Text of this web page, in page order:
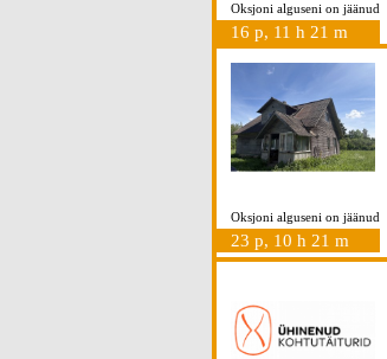
Oksjoni alguseni on jäänud
16 p, 11 h 21 m
Oksjoni alguseni on jäänud
23 p, 10 h 21 m